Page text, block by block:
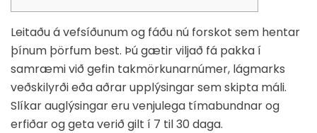
Leitaðu á vefsíðunum og fáðu nú forskot sem hentar
þínum þörfum best. Þú gætir viljað fá pakka í
samræmi við gefin takmörkunarnúmer, lágmarks
veðskilyrði eða aðrar upplýsingar sem skipta máli.
Slíkar auglýsingar eru venjulega tímabundnar og
erfiðar og geta verið gilt í 7 til 30 daga.